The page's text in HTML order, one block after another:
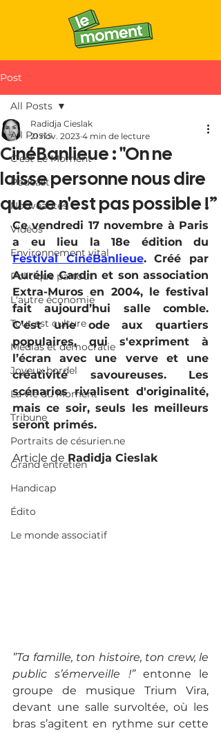
Post
All Posts
C'est Le Moment
Podcast
Nouveautés
Vidéos
Environnement vital
Politique partout
L'autre économie
Tout est culture
Médias et démocratie
Joyeux bordel
La vie du Moment
Tribune
Portraits de césurien.ne
Grand entretien
Handicap
Édito
Le monde associatif
All Posts
CinéBanlieue : "On ne
laisse personne nous dire
que ce n'est pas possible !”
Radidja Cieslak
21 nov. 2023 4 min de lecture
Ce vendredi 17 novembre à Paris
Festival CinéBanlieue. Créé par
Aurélie Cardin et son association
Extra-Muros en 2004, le festival
fait aujourd’hui salle comble.
C’est une ode aux quartiers
populaires, qui s'expriment à
l’écran avec une verve et une
créativité savoureuses. Les
scénarios rivalisent d'originalité,
mais ce soir, seuls les meilleurs
seront primés.
Article de Radidja Cieslak
”Ta famille, ton histoire, ton crew, le
public s’émerveille !” entonne le
groupe de musique Trium Vira,
devant une salle survoltée, où les
bras s’agitent en rythme sur cette